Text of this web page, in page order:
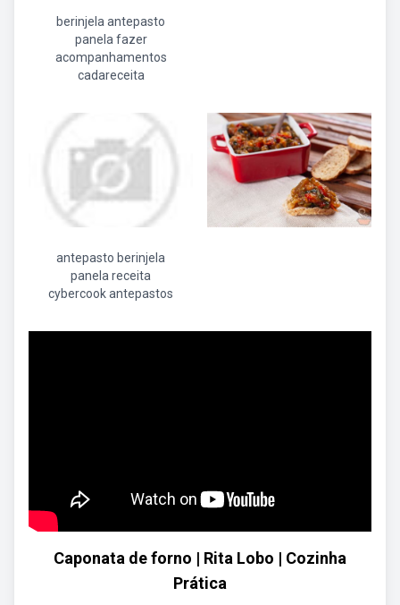
berinjela antepasto
panela fazer
acompanhamentos
cadareceita
antepasto berinjela
panela receita
cybercook antepastos
Caponata de forno | Rita Lobo | Cozinha
Prática